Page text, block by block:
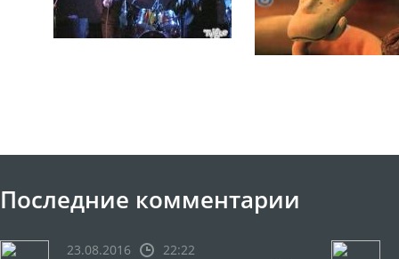
Последние комментарии
23.08.2016
22:22